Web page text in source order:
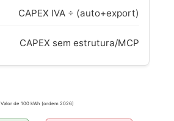
CAPEX IVA ÷ (auto+export)
CAPEX sem estrutura/MCP
Valor de 100 kWh (ordem 2026)